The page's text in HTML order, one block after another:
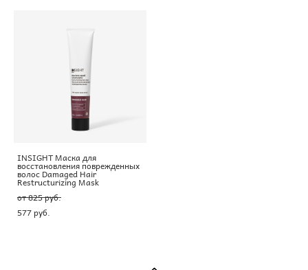
INSIGHT Маска для
восстановления поврежденных
волос Damaged Hair
Restructurizing Mask
от 825 pуб.
577 pуб.